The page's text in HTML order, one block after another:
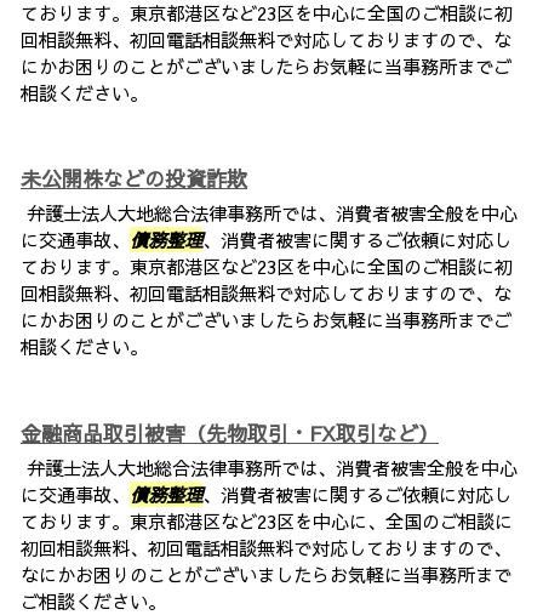
ております。東京都港区など23区を中心に全国のご相談に初
回相談無料、初回電話相談無料で対応しておりますので、な
にかお困りのことがございましたらお気軽に当事務所までご
相談ください。
未公開株などの投資詐欺
弁護士法人大地総合法律事務所では、消費者被害全般を中心
に交通事故、 債務整理、消費者被害に関するご依頼に対応し
ております。東京都港区など23区を中心に全国のご相談に初
回相談無料、初回電話相談無料で対応しておりますので、な
にかお困りのことがございましたらお気軽に当事務所までご
相談ください。
金融商品取引被害（先物取引・FX取引など）
弁護士法人大地総合法律事務所では、消費者被害全般を中心
に交通事故、 債務整理、消費者被害に関するご依頼に対応し
ております。東京都港区など23区を中心に、全国のご相談に
初回相談無料、初回電話相談無料で対応しておりますので、
なにかお困りのことがございましたらお気軽に当事務所まで
ご相談ください。